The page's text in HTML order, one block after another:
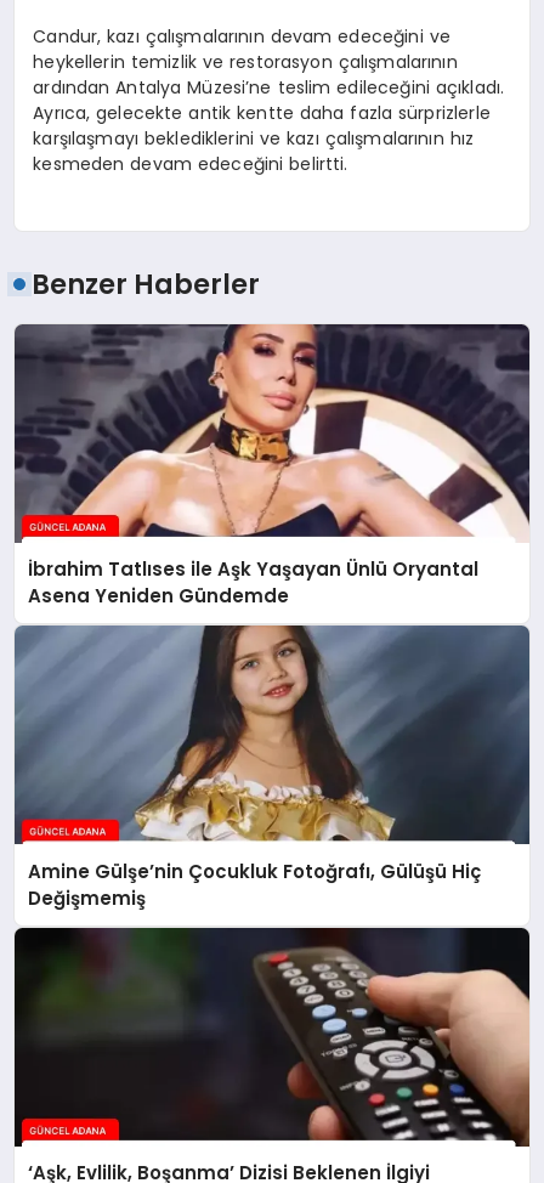
Candur, kazı çalışmalarının devam edeceğini ve
heykellerin temizlik ve restorasyon çalışmalarının
ardından Antalya Müzesi’ne teslim edileceğini açıkladı.
Ayrıca, gelecekte antik kentte daha fazla sürprizlerle
karşılaşmayı beklediklerini ve kazı çalışmalarının hız
kesmeden devam edeceğini belirtti.
Benzer Haberler
İbrahim Tatlıses ile Aşk Yaşayan Ünlü Oryantal
Asena Yeniden Gündemde
Amine Gülşe’nin Çocukluk Fotoğrafı, Gülüşü Hiç
Değişmemiş
‘Aşk, Evlilik, Boşanma’ Dizisi Beklenen İlgiyi